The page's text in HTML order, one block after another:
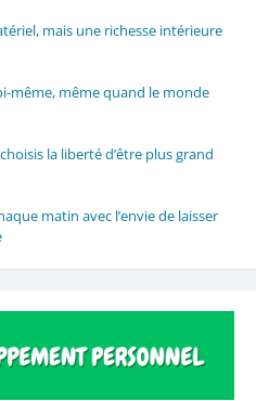
mais une richesse intérieure
même, même quand le monde
la liberté d’être plus grand
matin avec l’envie de laisser